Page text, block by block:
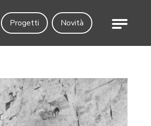
Progetti Novità Menu